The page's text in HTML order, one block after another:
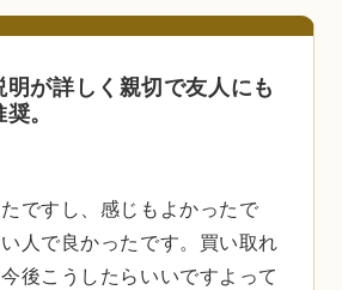
明が詳しく親切で友人にも
。
ですし、感じもよかったで
人で良かったです。買い取れ
後こうしたらいいですよって